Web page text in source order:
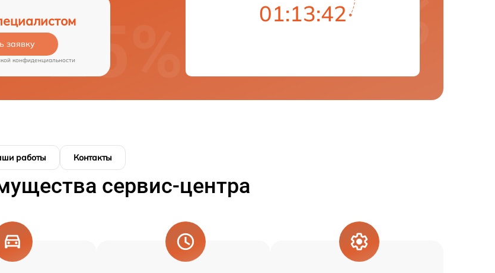
заявку
конфиденциальности
01:13:41
работы Контакты
сервис-центра